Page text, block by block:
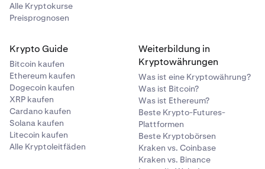
Alle Kryptokurse
Preisprognosen
Krypto Guide
Bitcoin kaufen
Ethereum kaufen
Dogecoin kaufen
XRP kaufen
Cardano kaufen
Solana kaufen
Litecoin kaufen
Alle Kryptoleitfäden
Weiterbildung in
Kryptowährungen
Was ist eine Kryptowährung?
Was ist Bitcoin?
Was ist Ethereum?
Beste Krypto-Futures-
Plattformen
Beste Kryptobörsen
Kraken vs. Coinbase
Kraken vs. Binance